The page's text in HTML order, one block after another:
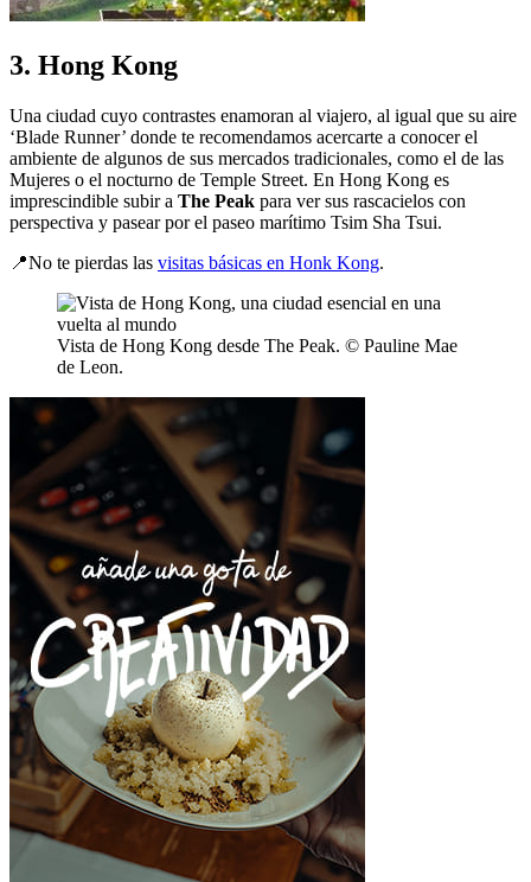
3. Hong Kong
Una ciudad cuyo contrastes enamoran al viajero, al igual que su aire
‘Blade Runner’ donde te recomendamos acercarte a conocer el
ambiente de algunos de sus mercados tradicionales, como el de las
Mujeres o el nocturno de Temple Street. En Hong Kong es
imprescindible subir a The Peak para ver sus rascacielos con
perspectiva y pasear por el paseo marítimo Tsim Sha Tsui.
📍No te pierdas las visitas básicas en Honk Kong.
Vista de Hong Kong desde The Peak. © Pauline Mae
de Leon.